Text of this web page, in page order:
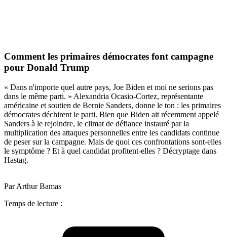
Comment les primaires démocrates font campagne
pour Donald Trump
« Dans n'importe quel autre pays, Joe Biden et moi ne serions pas
dans le même parti. » Alexandria Ocasio-Cortez, représentante
américaine et soutien de Bernie Sanders, donne le ton : les primaires
démocrates déchirent le parti. Bien que Biden ait récemment appelé
Sanders à le rejoindre, le climat de défiance instauré par la
multiplication des attaques personnelles entre les candidats continue
de peser sur la campagne. Mais de quoi ces confrontations sont-elles
le symptôme ? Et à quel candidat profitent-elles ? Décryptage dans
Hastag.
Par Arthur Bamas
Temps de lecture :